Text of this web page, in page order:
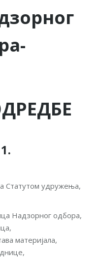
Статутом удружења,
Надзорног одбора,
материјала,